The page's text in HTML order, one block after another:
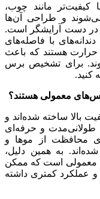
کیفیت‌تر مانند چوب،
و طراحی آن‌ها
در دست آرایشگر است.
با فاصله‌های
حرارت هستند که باعث
برای تشخیص برس
کنید.
بالا ساخته شده‌اند و
طولانی‌مدت و حرفه‌ای
محافظت از موها و
به همین دلیل،
معمولی است که ممکن
و عملکرد کمتری داشته